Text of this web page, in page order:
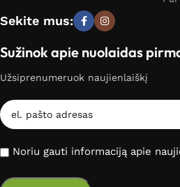
Sekite mus:
Sužinok apie nuolaidas
Užsiprenumeruok naujienlaiškį
Noriu gauti informaciją apie